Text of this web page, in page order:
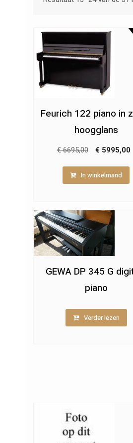
Feurich 122 piano in
hoogglans
€6695,00
was:
€ 5995,00
In winkelmand
GEWA DP 345 G
piano
Verder lezen